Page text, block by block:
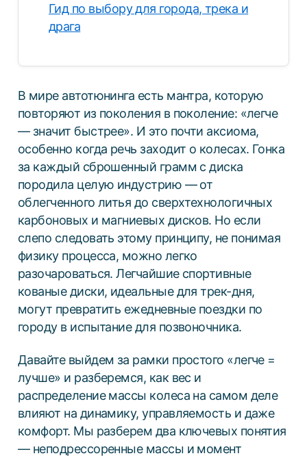
Гид по выбору для города, трека и
драга
В мире автотюнинга есть мантра, которую
повторяют из поколения в поколение: «легче
— значит быстрее». И это почти аксиома,
особенно когда речь заходит о колесах. Гонка
за каждый сброшенный грамм с диска
породила целую индустрию — от
облегченного литья до сверхтехнологичных
карбоновых и магниевых дисков. Но если
слепо следовать этому принципу, не понимая
физику процесса, можно легко
разочароваться. Легчайшие спортивные
кованые диски, идеальные для трек-дня,
могут превратить ежедневные поездки по
городу в испытание для позвоночника.
Давайте выйдем за рамки простого «легче =
лучше» и разберемся, как вес и
распределение массы колеса на самом деле
влияют на динамику, управляемость и даже
комфорт. Мы разберем два ключевых понятия
— неподрессоренные массы и момент